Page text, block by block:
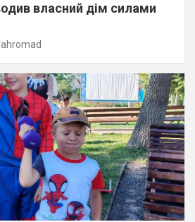
власний дім силами